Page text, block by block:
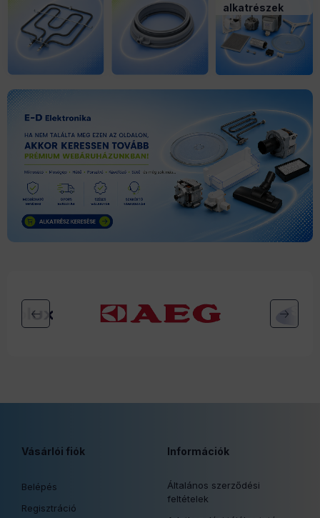
alkatrészek
Vásárlói fiók
Belépés
Regisztráció
Információk
Általános szerződési
feltételek